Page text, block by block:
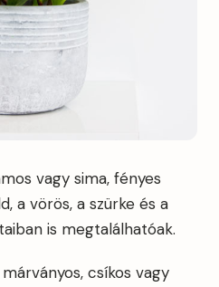
vagy sima, fényes
a vörös, a szürke és a
is megtalálhatóak.
csíkos vagy